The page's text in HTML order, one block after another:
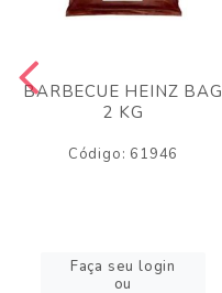
BARBECUE HEINZ BAG
2 KG
Código: 61946
Faça seu login
ou